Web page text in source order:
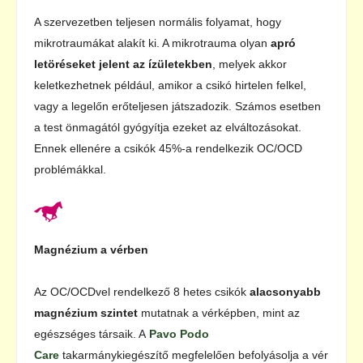
A szervezetben teljesen normális folyamat, hogy
mikrotraumákat alakít ki. A mikrotrauma olyan apró
letöréseket jelent az ízületekben , melyek akkor
keletkezhetnek például, amikor a csikó hirtelen felkel,
vagy a legelőn erőteljesen játszadozik. Számos esetben
a test önmagától gyógyítja ezeket az elváltozásokat.
Ennek ellenére a csikók 45%-a rendelkezik OC/OCD
problémákkal.
Magnézium a vérben
Az OC/OCDvel rendelkező 8 hetes csikók alacsonyabb
magnézium szintet mutatnak a vérképben, mint az
egészséges társaik. A Pavo Podo
Care takarmánykiegészítő megfelelően befolyásolja a vér